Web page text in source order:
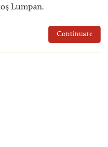
Lumpan.
Continuare